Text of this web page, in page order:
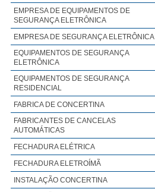
EMPRESA DE EQUIPAMENTOS DE
SEGURANÇA ELETRÔNICA
EMPRESA DE SEGURANÇA ELETRÔNICA
EQUIPAMENTOS DE SEGURANÇA
ELETRÔNICA
EQUIPAMENTOS DE SEGURANÇA
RESIDENCIAL
FABRICA DE CONCERTINA
FABRICANTES DE CANCELAS
AUTOMÁTICAS
FECHADURA ELÉTRICA
FECHADURA ELETROÍMÃ
INSTALAÇÃO CONCERTINA